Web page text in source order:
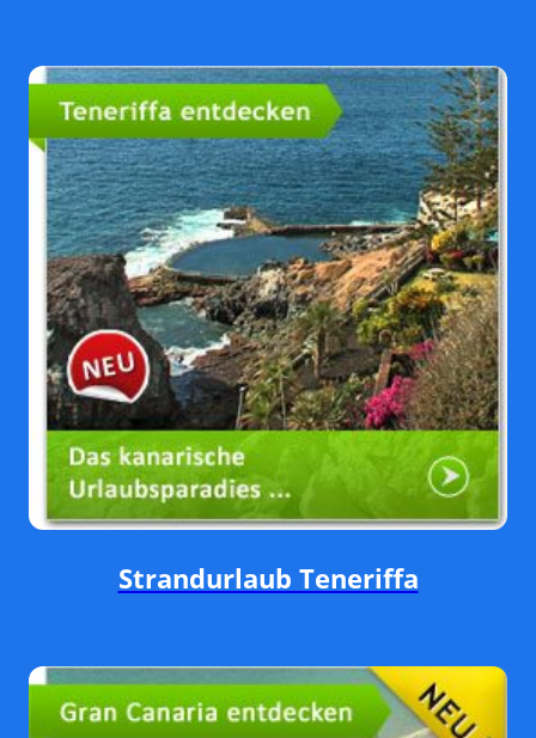
Strandurlaub Teneriffa